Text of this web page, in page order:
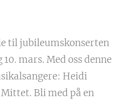
til jubileumskonserten
mars. Med oss denne
Heidi
Bli med på en